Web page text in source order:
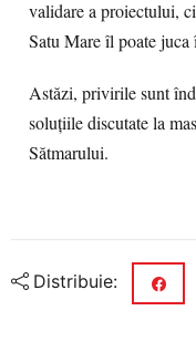
validare a proiectului,
Satu Mare îl poate
Astăzi, privirile sunt
soluțiile discutate la
Sătmarului.
Distribuie: